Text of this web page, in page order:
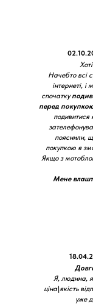
Начебто всі
інтернеті,
спочатку
перед
подивитися
пояснили,
покупкою я
Якщо з
Мене
Я, людина,
ціна\якість
уже